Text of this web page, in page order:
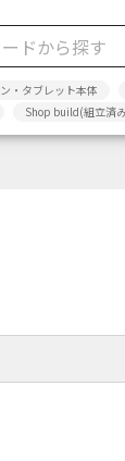
・タブレット本体
Shop build(組立済